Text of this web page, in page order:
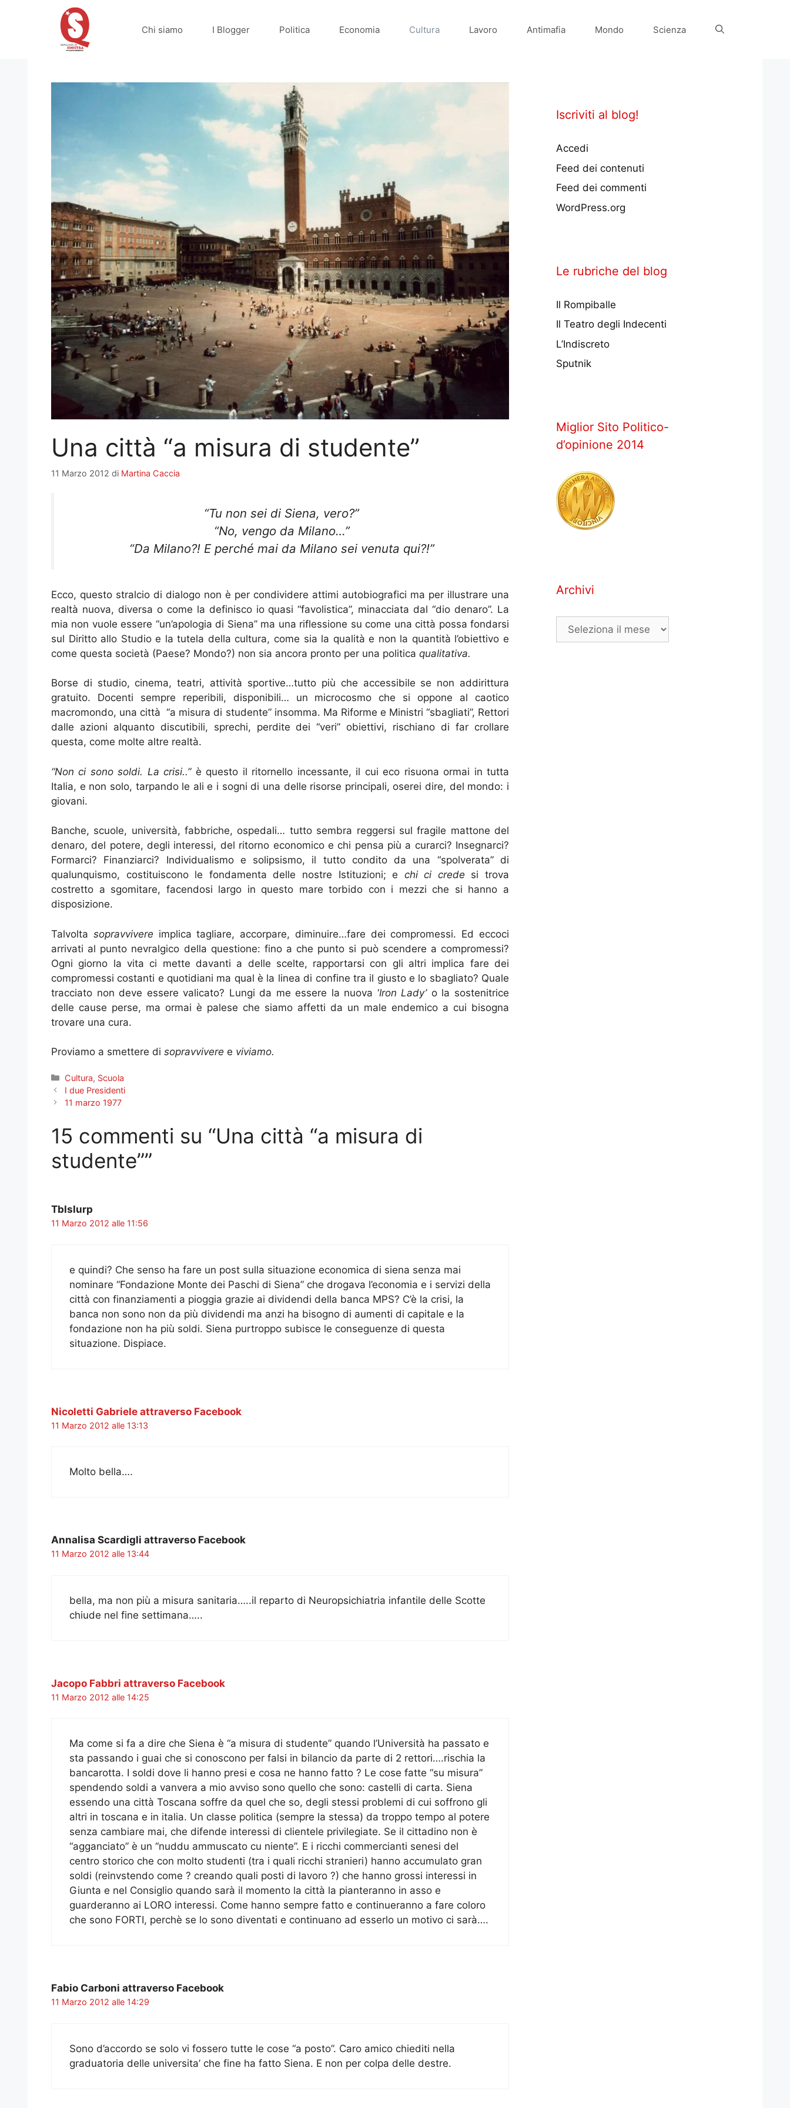
Chi siamo I Blogger Politica Economia Cultura Lavoro Antimafia Mondo Scienza
Una città “a misura di studente”
11 Marzo 2012 di Martina Caccia
“Tu non sei di Siena, vero?”
“No, vengo da Milano…”
“Da Milano?! E perché mai da Milano sei venuta qui?!”
Ecco, questo stralcio di dialogo non è per condividere attimi autobiografici ma per illustrare una
realtà nuova, diversa o come la definisco io quasi “favolistica”, minacciata dal “dio denaro”. La
mia non vuole essere “un’apologia di Siena” ma una riflessione su come una città possa fondarsi
sul Diritto allo Studio e la tutela della cultura, come sia la qualità e non la quantità l’obiettivo e
come questa società (Paese? Mondo?) non sia ancora pronto per una politica qualitativa.
Borse di studio, cinema, teatri, attività sportive…tutto più che accessibile se non addirittura
gratuito. Docenti sempre reperibili, disponibili… un microcosmo che si oppone al caotico
macromondo, una città “a misura di studente” insomma. Ma Riforme e Ministri “sbagliati”, Rettori
dalle azioni alquanto discutibili, sprechi, perdite dei “veri” obiettivi, rischiano di far crollare
questa, come molte altre realtà.
“Non ci sono soldi. La crisi..”è questo il ritornello incessante, il cui eco risuona ormai in tutta
Italia, e non solo, tarpando le ali e i sogni di una delle risorse principali, oserei dire, del mondo: i
giovani.
Banche, scuole, università, fabbriche, ospedali… tutto sembra reggersi sul fragile mattone del
denaro, del potere, degli interessi, del ritorno economico e chi pensa più a curarci? Insegnarci?
Formarci? Finanziarci? Individualismo e solipsismo, il tutto condito da una “spolverata” di
qualunquismo, costituiscono le fondamenta delle nostre Istituzioni; e chi ci crede si trova
costretto a sgomitare, facendosi largo in questo mare torbido con i mezzi che si hanno a
disposizione.
Talvolta sopravvivere implica tagliare, accorpare, diminuire…fare dei compromessi. Ed eccoci
arrivati al punto nevralgico della questione: fino a che punto si può scendere a compromessi?
Ogni giorno la vita ci mette davanti a delle scelte, rapportarsi con gli altri implica fare dei
compromessi costanti e quotidiani ma qual è la linea di confine tra il giusto e lo sbagliato? Quale
tracciato non deve essere valicato? Lungi da me essere la nuova ‘Iron Lady’ o la sostenitrice
delle cause perse, ma ormai è palese che siamo affetti da un male endemico a cui bisogna
trovare una cura.
Proviamo a smettere di sopravvivere e viviamo.
Categorie
Cultura, Scuola
I due Presidenti
11 marzo 1977
15 commenti su “Una città “a misura di
studente””
Tblslurp
11 Marzo 2012 alle 11:56
e quindi? Che senso ha fare un post sulla situazione economica di siena senza mai
nominare “Fondazione Monte dei Paschi di Siena” che drogava l’economia e i servizi della
città con finanziamenti a pioggia grazie ai dividendi della banca MPS? C’è la crisi, la
banca non sono non da più dividendi ma anzi ha bisogno di aumenti di capitale e la
fondazione non ha più soldi. Siena purtroppo subisce le conseguenze di questa
situazione. Dispiace.
Nicoletti Gabriele attraverso Facebook
11 Marzo 2012 alle 13:13
Molto bella….
Annalisa Scardigli attraverso Facebook
11 Marzo 2012 alle 13:44
bella, ma non più a misura sanitaria…..il reparto di Neuropsichiatria infantile delle Scotte
chiude nel fine settimana…..
Jacopo Fabbri attraverso Facebook
11 Marzo 2012 alle 14:25
Ma come si fa a dire che Siena è “a misura di studente” quando l’Università ha passato e
sta passando i guai che si conoscono per falsi in bilancio da parte di 2 rettori….rischia la
bancarotta. I soldi dove li hanno presi e cosa ne hanno fatto ? Le cose fatte “su misura”
spendendo soldi a vanvera a mio avviso sono quello che sono: castelli di carta. Siena
essendo una città Toscana soffre da quel che so, degli stessi problemi di cui soffrono gli
altri in toscana e in italia. Un classe politica (sempre la stessa) da troppo tempo al potere
senza cambiare mai, che difende interessi di clientele privilegiate. Se il cittadino non è
“agganciato” è un “nuddu ammuscato cu niente”. E i ricchi commercianti senesi del
centro storico che con molto studenti (tra i quali ricchi stranieri) hanno accumulato gran
soldi (reinvstendo come ? creando quali posti di lavoro ?) che hanno grossi interessi in
Giunta e nel Consiglio quando sarà il momento la città la pianteranno in asso e
guarderanno ai LORO interessi. Come hanno sempre fatto e continueranno a fare coloro
che sono FORTI, perchè se lo sono diventati e continuano ad esserlo un motivo ci sarà….
Fabio Carboni attraverso Facebook
11 Marzo 2012 alle 14:29
Sono d’accordo se solo vi fossero tutte le cose “a posto”. Caro amico chiediti nella
graduatoria delle universita’ che fine ha fatto Siena. E non per colpa delle destre.
Iscriviti al blog!
Accedi
Feed dei contenuti
Feed dei commenti
WordPress.org
Le rubriche del blog
Il Rompiballe
Il Teatro degli Indecenti
L’Indiscreto
Sputnik
Miglior Sito Politico-
d’opinione 2014
Archivi
Archivi